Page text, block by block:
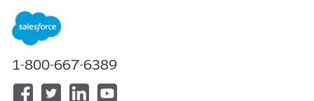
1-800-667-6389